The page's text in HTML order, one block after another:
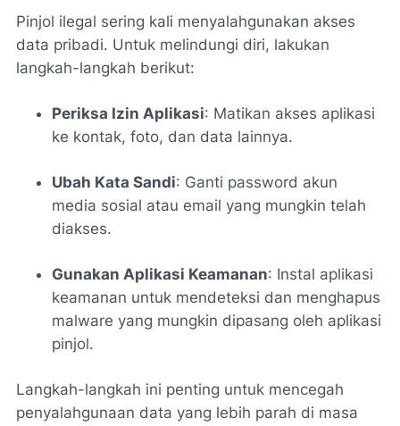
Pinjol ilegal sering kali menyalahgunakan akses
data pribadi. Untuk melindungi diri, lakukan
langkah-langkah berikut:
Periksa Izin Aplikasi: Matikan akses aplikasi
ke kontak, foto, dan data lainnya.
Ubah Kata Sandi: Ganti password akun
media sosial atau email yang mungkin telah
diakses.
Gunakan Aplikasi Keamanan: Instal aplikasi
keamanan untuk mendeteksi dan menghapus
malware yang mungkin dipasang oleh aplikasi
pinjol.
Langkah-langkah ini penting untuk mencegah
penyalahgunaan data yang lebih parah di masa